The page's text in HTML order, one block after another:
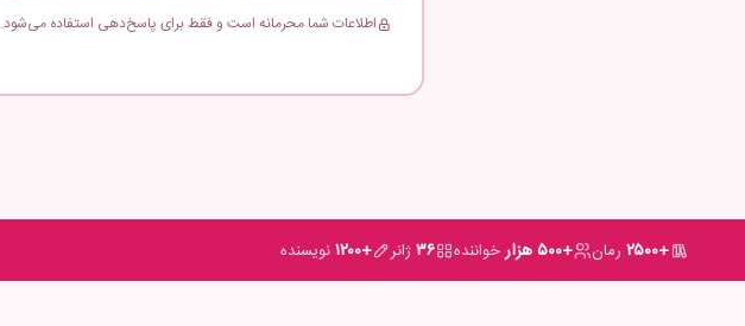
اطلاعات شما محرمانه است و فقط برای پاسخ‌دهی استفاده می‌شود.
+۲۵۰۰ رمان +۵۰۰ هزار خواننده ۳۶ژانر +۱۲۰۰ نویسنده